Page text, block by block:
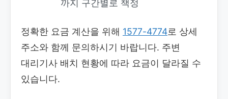
까지 구간별로 책정
정확한 요금 계산을 위해 1577-4774로 상세
주소와 함께 문의하시기 바랍니다. 주변
대리기사 배치 현황에 따라 요금이 달라질 수
있습니다.